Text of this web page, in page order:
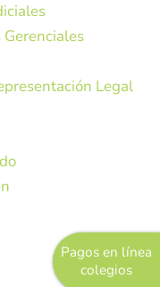
Pagos en línea
colegios
Rionegro
Unidas – MUN
en línea
Rural
Legal